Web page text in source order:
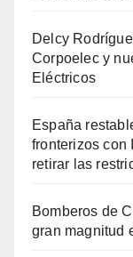
Delcy
Corpoelec y
Eléctricos
España
fronterizos con
retirar las
Bomberos de
gran magnitud